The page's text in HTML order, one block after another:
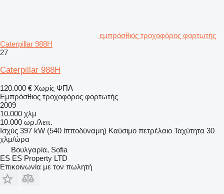
εμπρόσθιος τροχοφόρος φορτωτής
Caterpillar 988H
27
Caterpillar 988H
120.000 € Χωρίς ΦΠΑ
Εμπρόσθιος τροχοφόρος φορτωτής
2009
10.000 χλμ
10.000 ωρ./λειτ.
Ισχύς 397 kW (540 ίπποδύναμη) Καύσιμο πετρέλαιο Ταχύτητα 30
χλμ/ώρα
Βουλγαρία, Sofia
ES ES Property LTD
Επικοινωνία με τον πωλητή